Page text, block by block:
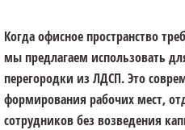
Когда офисное пространство
мы предлагаем использовать
перегородки из ЛДСП. Это
формирования рабочих мест,
сотрудников без возведения